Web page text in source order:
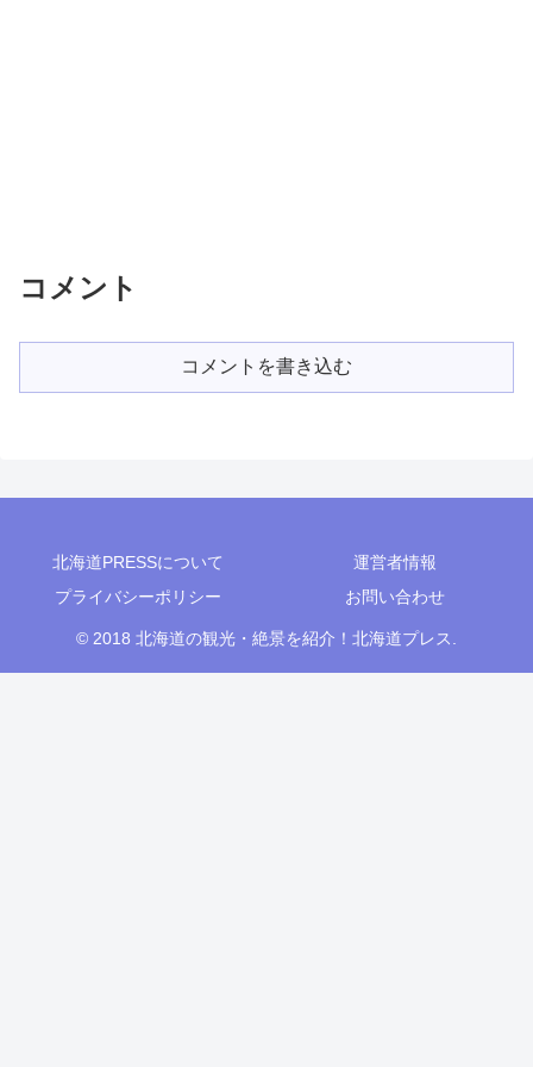
コメント
コメントを書き込む
北海道PRESSについて
運営者情報
プライバシーポリシー
お問い合わせ
© 2018 北海道の観光・絶景を紹介！北海道プレス.